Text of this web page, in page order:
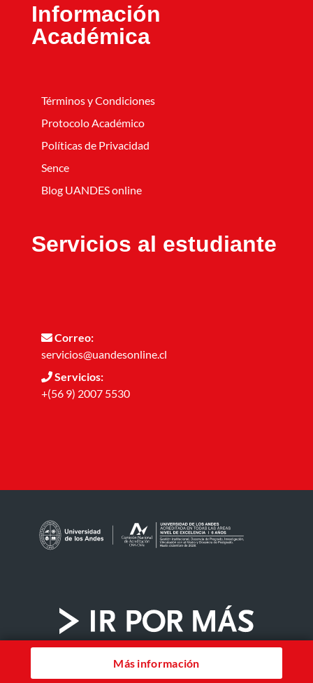
Información
Académica
Términos y Condiciones
Protocolo Académico
Políticas de Privacidad
Sence
Blog UANDES online
Servicios al estudiante
Correo:
servicios@uandesonline.cl
Servicios:
+(56 9) 2007 5530
Más información